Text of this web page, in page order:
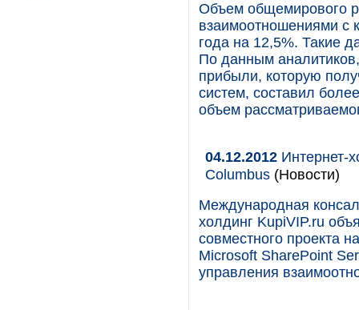
Объем общемирового
взаимоотношениями с
года на 12,5%. Такие
По данным
прибыли, которую
систем, составил
объем
04.12.2012 Интернет-
Columbus (Новости)
Международная
холдинг KupiVIP.ru
совместного проекта
Microsoft SharePoint
управления